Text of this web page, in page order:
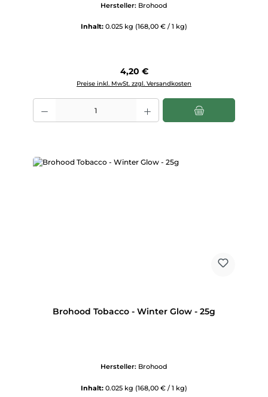
Hersteller: Brohood
Inhalt: 0.025 kg (168,00 € / 1 kg)
Regulärer Preis:
4,20 €
Preise inkl. MwSt. zzgl. Versandkosten
Produkt Anzahl: Gib den gewünschten Wert ein oder benutze die
Brohood Tobacco - Winter Glow - 25g
Hersteller: Brohood
Inhalt: 0.025 kg (168,00 € / 1 kg)